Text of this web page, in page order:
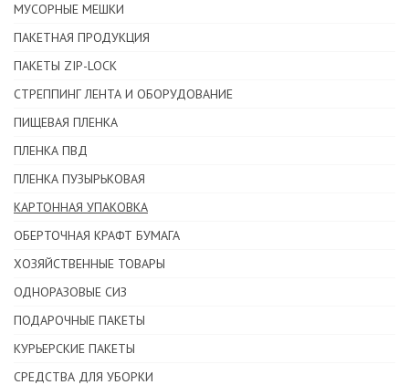
МУСОРНЫЕ МЕШКИ
ПАКЕТНАЯ ПРОДУКЦИЯ
ПАКЕТЫ ZIP-LOCK
СТРЕППИНГ ЛЕНТА И ОБОРУДОВАНИЕ
ПИЩЕВАЯ ПЛЕНКА
ПЛЕНКА ПВД
ПЛЕНКА ПУЗЫРЬКОВАЯ
КАРТОННАЯ УПАКОВКА
ОБЕРТОЧНАЯ КРАФТ БУМАГА
ХОЗЯЙСТВЕННЫЕ ТОВАРЫ
ОДНОРАЗОВЫЕ СИЗ
ПОДАРОЧНЫЕ ПАКЕТЫ
КУРЬЕРСКИЕ ПАКЕТЫ
СРЕДСТВА ДЛЯ УБОРКИ